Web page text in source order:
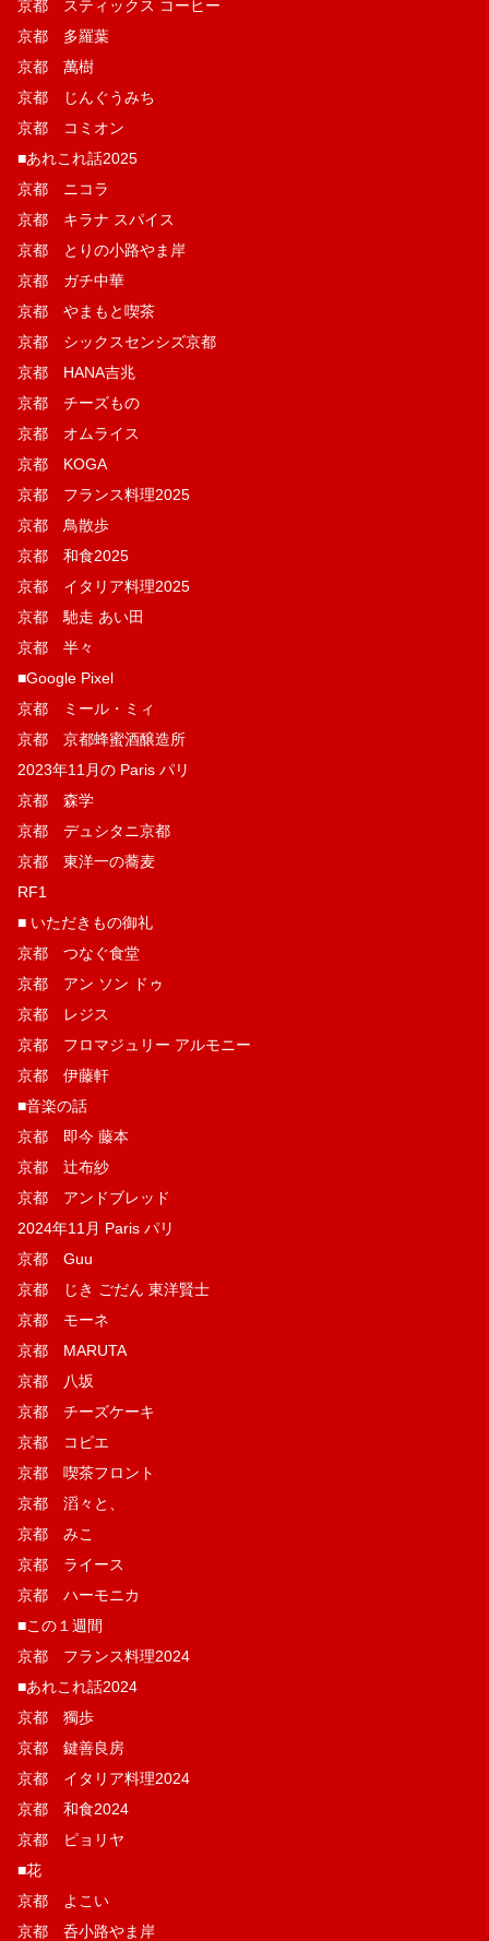
京都 スティックス コーヒー
京都 多羅葉
京都 萬樹
京都 じんぐうみち
京都 コミオン
■あれこれ話2025
京都 ニコラ
京都 キラナ スパイス
京都 とりの小路やま岸
京都 ガチ中華
京都 やまもと喫茶
京都 シックスセンシズ京都
京都 HANA吉兆
京都 チーズもの
京都 オムライス
京都 KOGA
京都 フランス料理2025
京都 鳥散歩
京都 和食2025
京都 イタリア料理2025
京都 馳走 あい田
京都 半々
■Google Pixel
京都 ミール・ミィ
京都 京都蜂蜜酒醸造所
2023年11月の Paris パリ
京都 森学
京都 デュシタニ京都
京都 東洋一の蕎麦
RF1
■ いただきもの御礼
京都 つなぐ食堂
京都 アン ソン ドゥ
京都 レジス
京都 フロマジュリー アルモニー
京都 伊藤軒
■音楽の話
京都 即今 藤本
京都 辻布紗
京都 アンドブレッド
2024年11月 Paris パリ
京都 Guu
京都 じき ごだん 東洋賢士
京都 モーネ
京都 MARUTA
京都 八坂
京都 チーズケーキ
京都 コピエ
京都 喫茶フロント
京都 滔々と、
京都 みこ
京都 ライース
京都 ハーモニカ
■この１週間
京都 フランス料理2024
■あれこれ話2024
京都 獨歩
京都 鍵善良房
京都 イタリア料理2024
京都 和食2024
京都 ピョリヤ
■花
京都 よこい
京都 呑小路やま岸